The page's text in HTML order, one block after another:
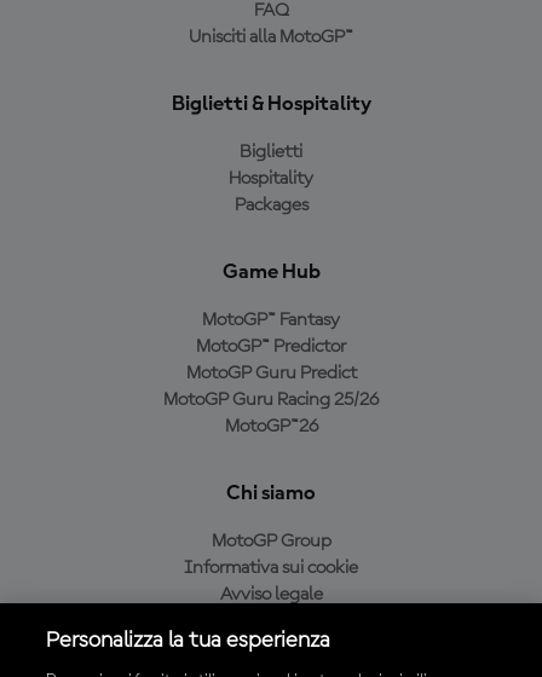
FAQ
Unisciti alla MotoGP™
Biglietti & Hospitality
Biglietti
Hospitality
Packages
Game Hub
MotoGP™ Fantasy
MotoGP™ Predictor
MotoGP Guru Predict
MotoGP Guru Racing 25/26
MotoGP™26
Chi siamo
MotoGP Group
Informativa sui cookie
Avviso legale
Condizioni di acquisto
Personalizza la tua esperienza